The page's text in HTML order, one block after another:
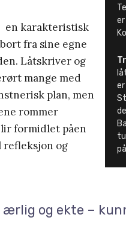
en karakteristisk
fra sine egne
Låtskriver og
mange med
plan, men
rommer
formidlet påen
og
og ekte –